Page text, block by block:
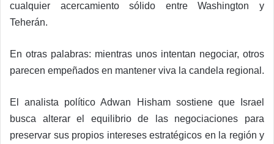
cualquier acercamiento sólido entre Washington y
Teherán.
En otras palabras: mientras unos intentan negociar, otros
parecen empeñados en mantener viva la candela regional.
El analista político Adwan Hisham sostiene que Israel
busca alterar el equilibrio de las negociaciones para
preservar sus propios intereses estratégicos en la región y